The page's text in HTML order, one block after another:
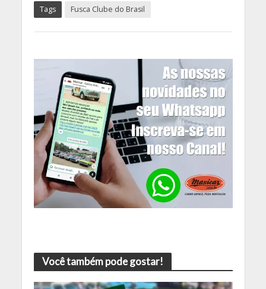
Tags Fusca Clube do Brasil
Você também pode gostar!